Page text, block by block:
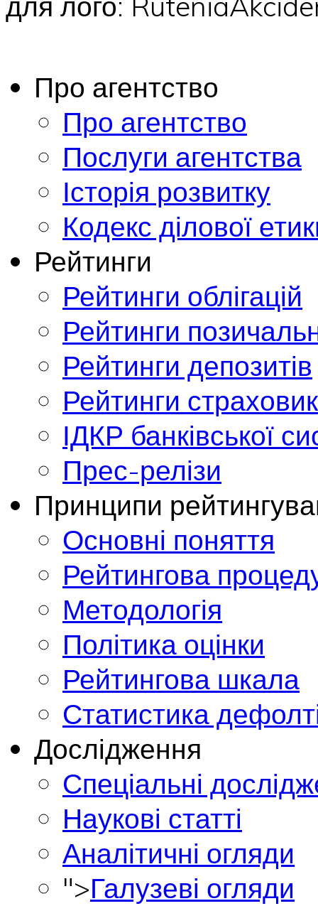
Про агентство
Про агентство
Послуги агентства
Історія розвитку
Кодекс ділової
Рейтинги
Рейтинги облігацій
Рейтинги
Рейтинги депозитів
Рейтинги
ІДКР банківської
Прес-релізи
Принципи
Основні поняття
Рейтингова
Методологія
Політика оцінки
Рейтингова шкала
Статистика
Дослідження
Спеціальні
Наукові статті
Аналітичні огляди
">Галузеві огляди